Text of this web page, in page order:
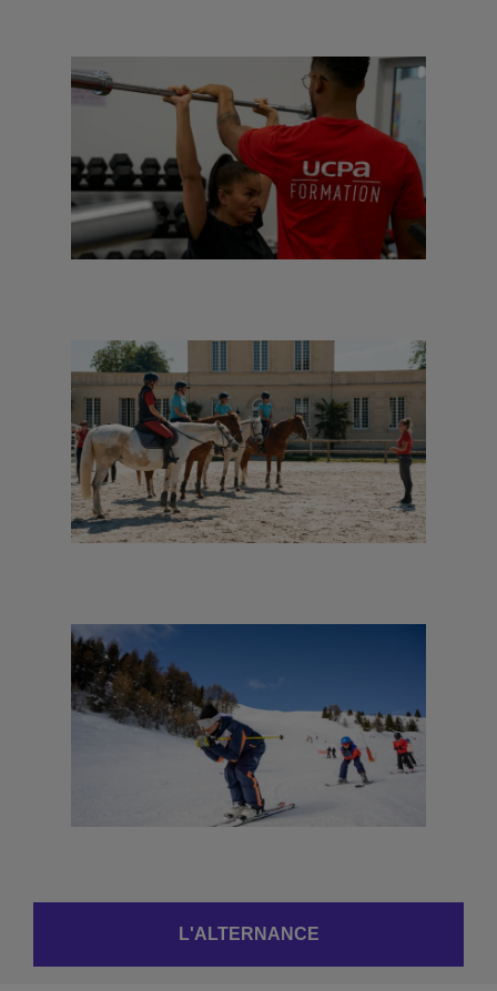
L'ALTERNANCE